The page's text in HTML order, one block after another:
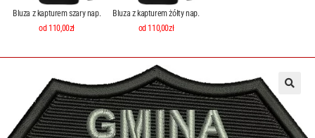
Bluza z kapturem szary nap.
od 110,00zł
Bluza z kapturem żółty nap.
od 110,00zł